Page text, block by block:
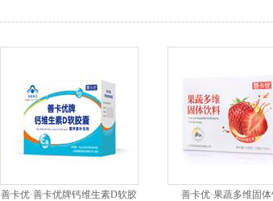
善卡优·善卡优牌钙维生素D软胶
善卡优·果蔬多维固